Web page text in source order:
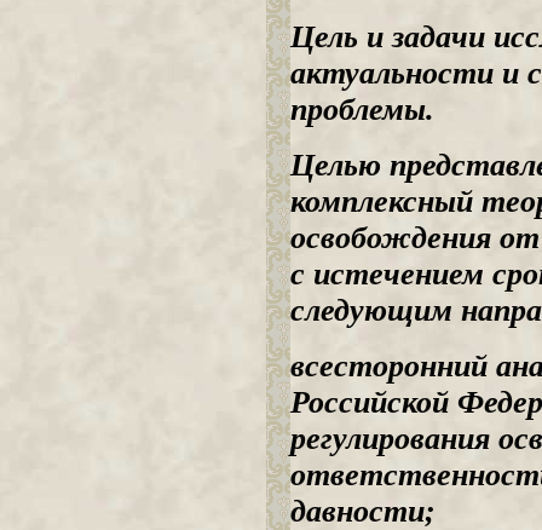
Цель и задачи
актуальности и
проблемы.
Целью
комплексный
освобождения
с истечением
следующим
всесторонний
Российской
регулирования
давности;